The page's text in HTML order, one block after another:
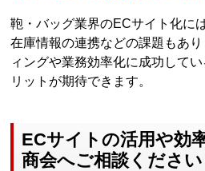
鞄・バッグ業界のECサイト化に
在庫情報の連携などの課題もあ
ィングや業務効率化に成功して
リットが期待できます。
ECサイトの活用や効
商会へご相談ください